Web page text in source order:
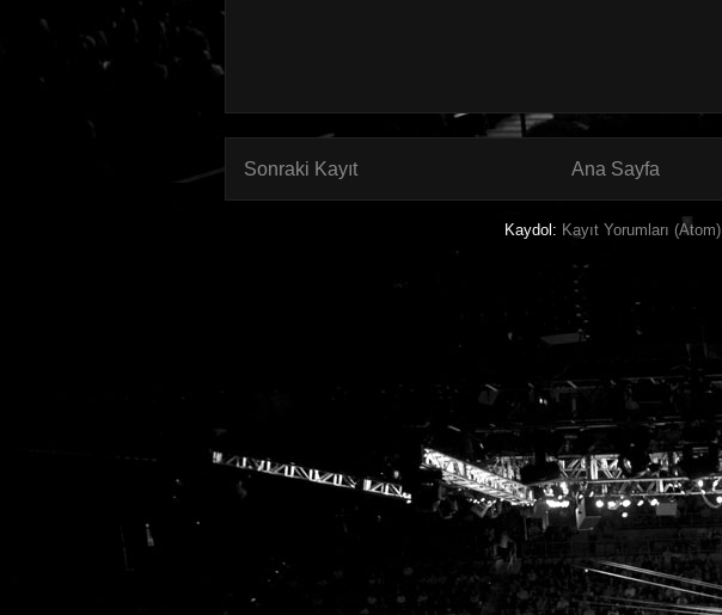
Sonraki Kayıt Ana Sayfa
Kaydol: Kayıt Yorumları (Atom)